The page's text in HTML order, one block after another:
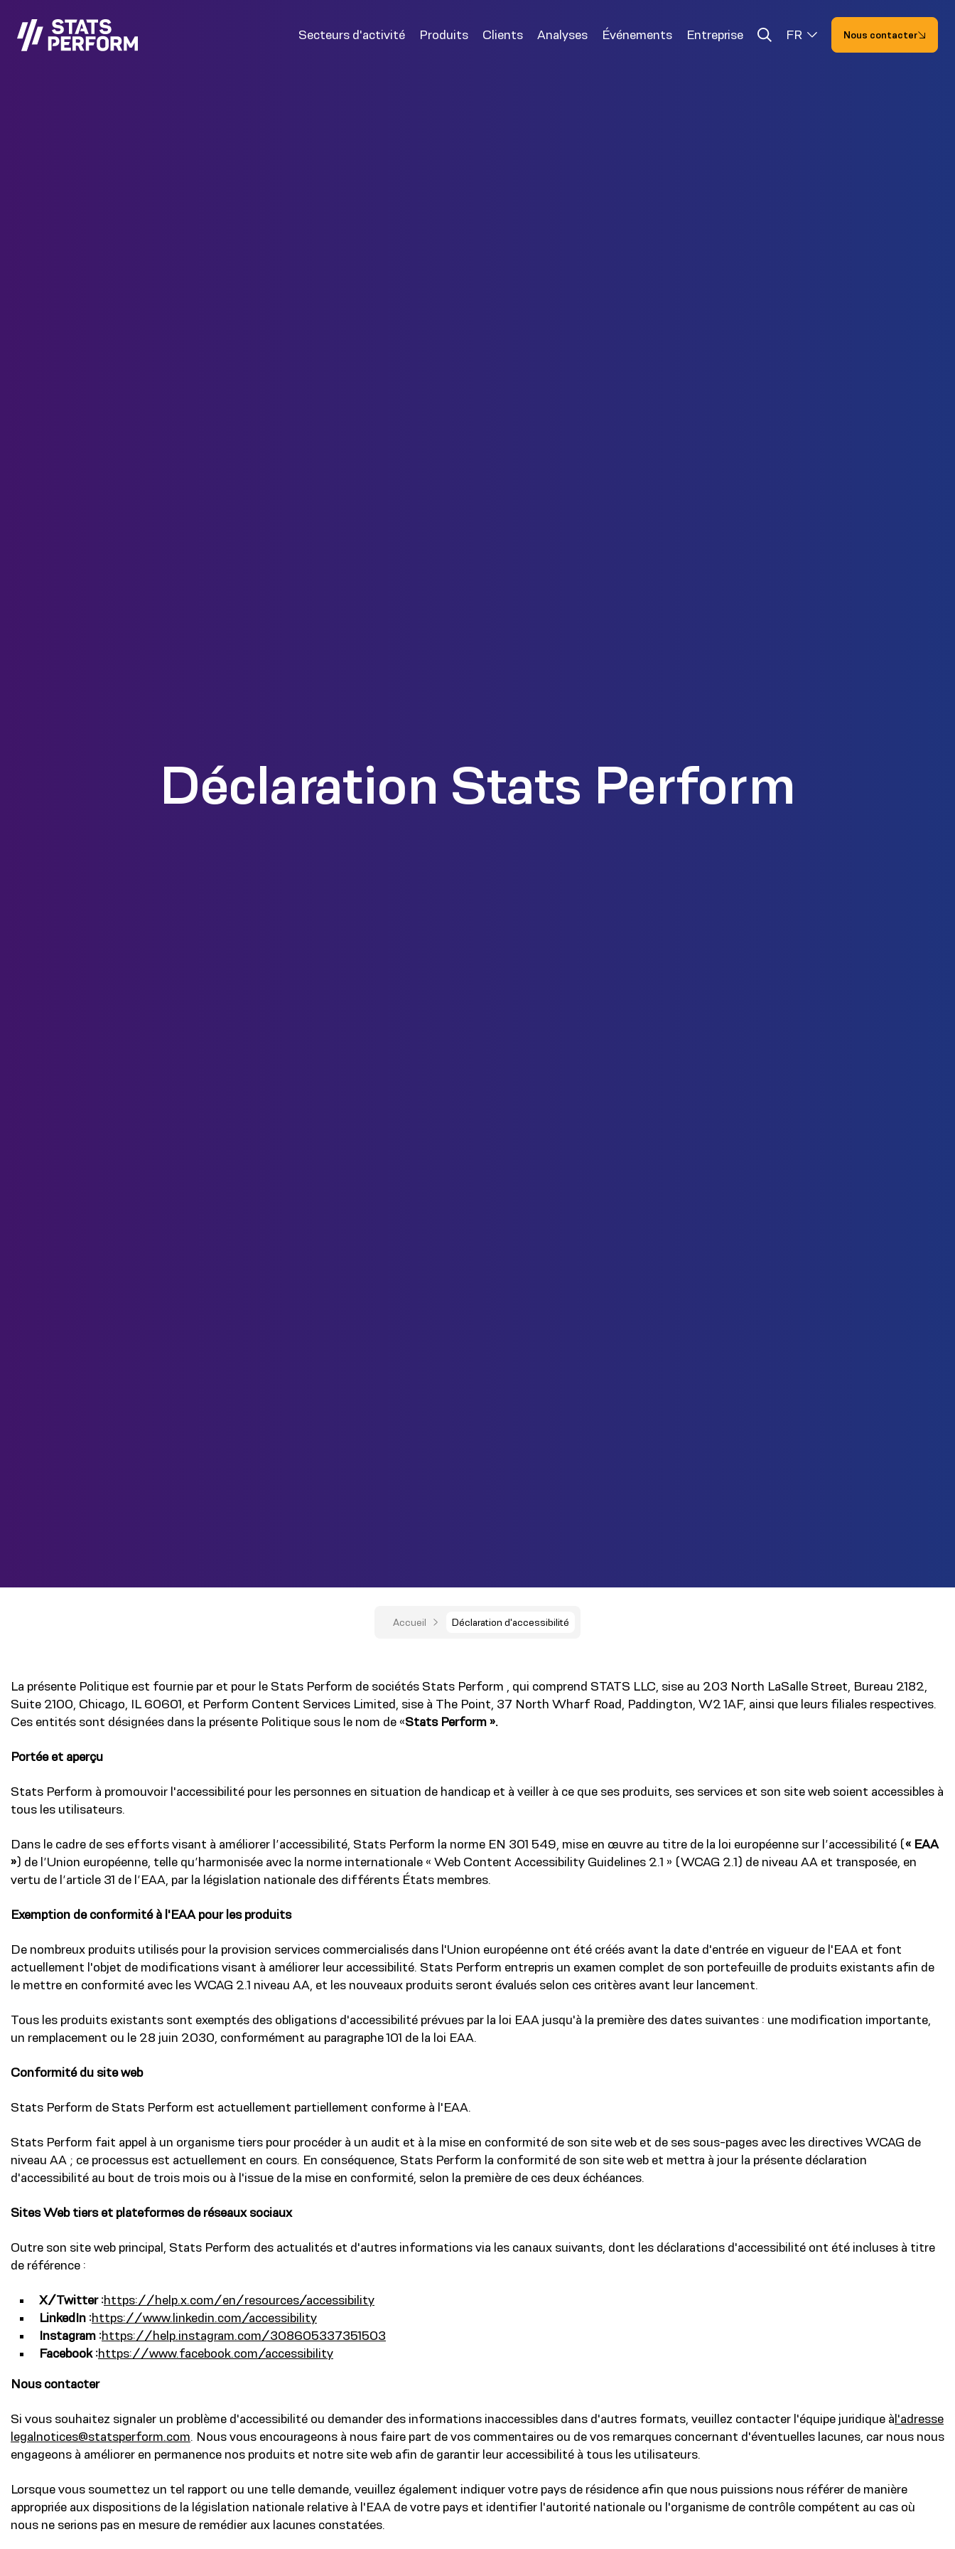
Secteurs d'activité
Produits Clients Analyses Événements Entreprise FR Nous contacter
Déclaration Stats Perform
Accueil Déclaration d'accessibilité
La présente Politique est fournie par et pour le Stats Perform de sociétés Stats Perform , qui comprend STATS LLC, sise au 203 North LaSalle Street, Bureau 2182,
Suite 2100, Chicago, IL 60601, et Perform Content Services Limited, sise à The Point, 37 North Wharf Road, Paddington, W2 1AF, ainsi que leurs filiales respectives.
Ces entités sont désignées dans la présente Politique sous le nom de «Stats Perform ».
Portée et aperçu
Stats Perform à promouvoir l'accessibilité pour les personnes en situation de handicap et à veiller à ce que ses produits, ses services et son site web soient accessibles à
tous les utilisateurs.
Dans le cadre de ses efforts visant à améliorer l’accessibilité, Stats Perform la norme EN 301 549, mise en œuvre au titre de la loi européenne sur l’accessibilité (« EAA
») de l’Union européenne, telle qu’harmonisée avec la norme internationale « Web Content Accessibility Guidelines 2.1 » (WCAG 2.1) de niveau AA et transposée, en
vertu de l’article 31 de l’EAA, par la législation nationale des différents États membres.
Exemption de conformité à l'EAA pour les produits
De nombreux produits utilisés pour la provision services commercialisés dans l'Union européenne ont été créés avant la date d'entrée en vigueur de l'EAA et font
actuellement l'objet de modifications visant à améliorer leur accessibilité. Stats Perform entrepris un examen complet de son portefeuille de produits existants afin de
le mettre en conformité avec les WCAG 2.1 niveau AA, et les nouveaux produits seront évalués selon ces critères avant leur lancement.
Tous les produits existants sont exemptés des obligations d'accessibilité prévues par la loi EAA jusqu'à la première des dates suivantes : une modification importante,
un remplacement ou le 28 juin 2030, conformément au paragraphe 101 de la loi EAA.
Conformité du site web
Stats Perform de Stats Perform est actuellement partiellement conforme à l'EAA.
Stats Perform fait appel à un organisme tiers pour procéder à un audit et à la mise en conformité de son site web et de ses sous-pages avec les directives WCAG de
niveau AA ; ce processus est actuellement en cours. En conséquence, Stats Perform la conformité de son site web et mettra à jour la présente déclaration
d'accessibilité au bout de trois mois ou à l'issue de la mise en conformité, selon la première de ces deux échéances.
Sites Web tiers et plateformes de réseaux sociaux
Outre son site web principal, Stats Perform des actualités et d'autres informations via les canaux suivants, dont les déclarations d'accessibilité ont été incluses à titre
de référence :
X/Twitter :https://help.x.com/en/resources/accessibility
LinkedIn :https://www.linkedin.com/accessibility
Instagram :https://help.instagram.com/308605337351503
Facebook :https://www.facebook.com/accessibility
Nous contacter
Si vous souhaitez signaler un problème d'accessibilité ou demander des informations inaccessibles dans d'autres formats, veuillez contacter l'équipe juridique à l'adresse
legalnotices@statsperform.com. Nous vous encourageons à nous faire part de vos commentaires ou de vos remarques concernant d'éventuelles lacunes, car nous nous
engageons à améliorer en permanence nos produits et notre site web afin de garantir leur accessibilité à tous les utilisateurs.
Lorsque vous soumettez un tel rapport ou une telle demande, veuillez également indiquer votre pays de résidence afin que nous puissions nous référer de manière
appropriée aux dispositions de la législation nationale relative à l'EAA de votre pays et identifier l'autorité nationale ou l'organisme de contrôle compétent au cas où
nous ne serions pas en mesure de remédier aux lacunes constatées.